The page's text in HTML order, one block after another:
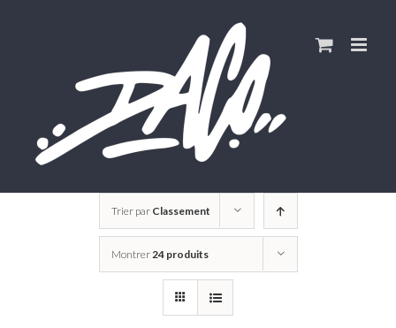
Trier par Classement
Montrer24 produits